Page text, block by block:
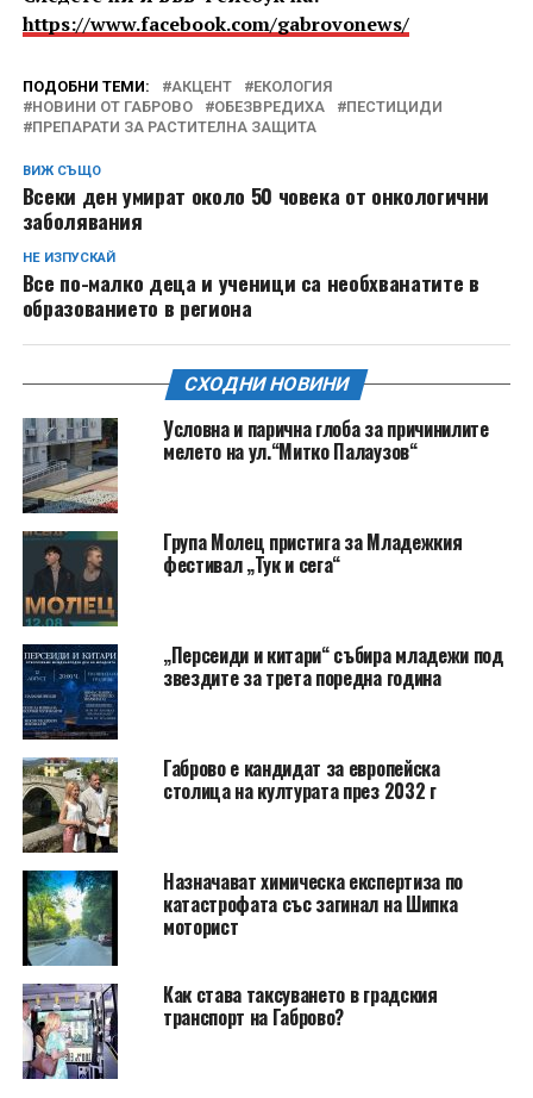
https://www.facebook.com/gabrovonews/
ПОДОБНИ ТЕМИ: АКЦЕНТ
ЕКОЛОГИЯ
НОВИНИ ОТ ГАБРОВО
ОБЕЗВРЕДИХА
ПЕСТИЦИДИ
ПРЕПАРАТИ ЗА РАСТИТЕЛНА ЗАЩИТА
ВИЖ СЪЩО
Всеки ден умират около 50 човека от онкологични
заболявания
НЕ ИЗПУСКАЙ
Все по-малко деца и ученици са необхванатите в
образованието в региона
СХОДНИ НОВИНИ
Условна и парична глоба за причинилите
мелето на ул.“Митко Палаузов“
Група Молец пристига за Младежкия
фестивал „Тук и сега“
„Персеиди и китари“ събира младежи под
звездите за трета поредна година
Габрово е кандидат за европейска
столица на културата през 2032 г
Назначават химическа експертиза по
катастрофата със загинал на Шипка
моторист
Как става таксуването в градския
транспорт на Габрово?